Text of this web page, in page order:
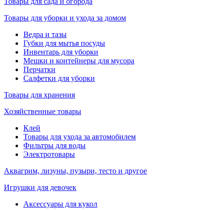
Товары для уборки и ухода за домом
Ведра и тазы
Губки для мытья посуды
Инвентарь для уборки
Мешки и контейнеры для мусора
Перчатки
Салфетки для уборки
Товары для хранения
Хозяйственные товары
Клей
Товары для ухода за автомобилем
Фильтры для воды
Электротовары
Аквагрим, лизуны, пузыри, тесто и другое
Игрушки для девочек
Аксессуары для кукол